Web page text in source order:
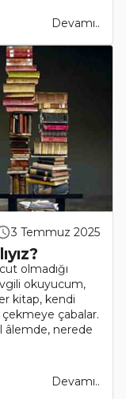
Devamı..
3 Temmuz 2025
olmadığı
okuyucum,
kitap, kendi
çabalar.
âlemde, nerede
Devamı..